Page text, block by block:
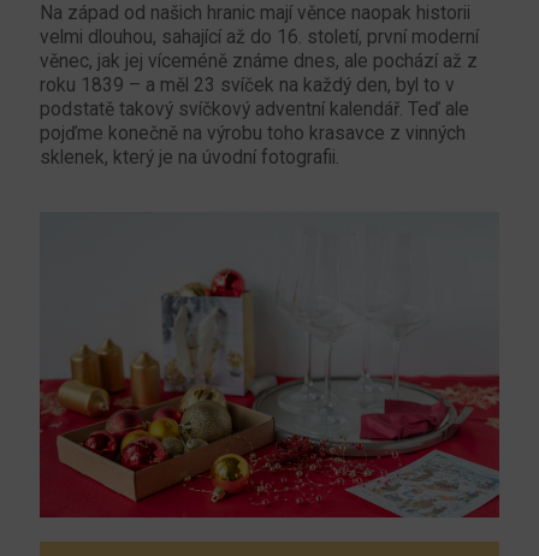
Na západ od našich hranic mají věnce naopak historii
velmi dlouhou, sahající až do 16. století, první moderní
věnec, jak jej víceméně známe dnes, ale pochází až z
roku 1839 – a měl 23 svíček na každý den, byl to v
podstatě takový svíčkový adventní kalendář. Teď ale
pojďme konečně na výrobu toho krasavce z vinných
sklenek, který je na úvodní fotografii.